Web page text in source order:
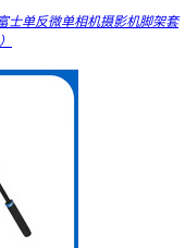
士单反微单相机摄影机脚架套